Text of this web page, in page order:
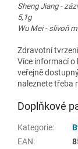
Sheng Jiang -
5,1g
Wu Mei - slivoň
Zdravotní
Více informací o
veřejně
naleznete třeba
Doplňkové
Kategorie:
EAN: